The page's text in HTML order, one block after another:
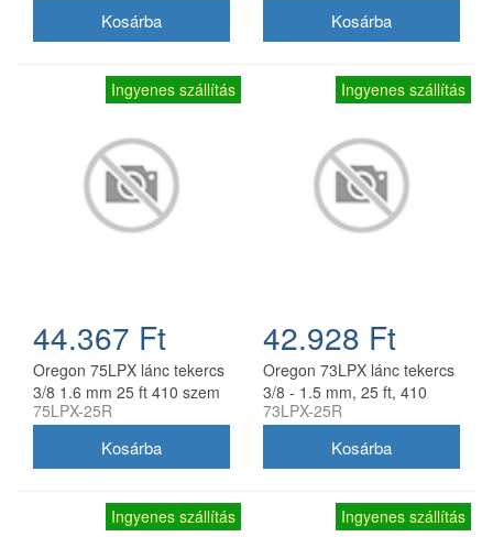
Ingyenes szállítás
44.367 Ft
Oregon 75LPX lánc tekercs
3/8 1.6 mm 25 ft 410 szem
75LPX-25R
Ingyenes szállítás
42.928 Ft
Oregon 73LPX lánc tekercs
3/8 - 1.5 mm, 25 ft, 410
szem
73LPX-25R
Ingyenes szállítás Ingyenes szállítás